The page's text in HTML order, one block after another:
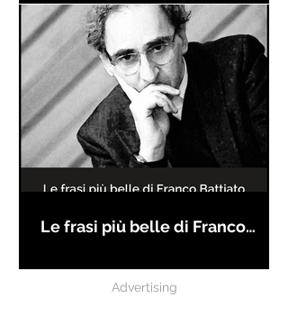
Le frasi più belle di Franco
Advertising